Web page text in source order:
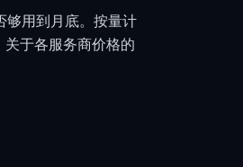
够用到月底。按量计
于各服务商价格的